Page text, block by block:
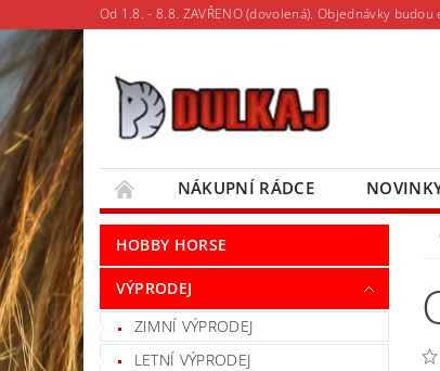
Od 1.8. - 8.8. ZAVŘENO (dovolená). Objednávky
NÁKUPNÍ RÁDCE
MOJE OBJEDNÁVKA
HOBBY HORSE
VÝPRODEJ
ZIMNÍ VÝPRODEJ
LETNÍ VÝPRODEJ